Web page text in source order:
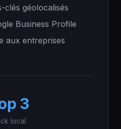
clés géolocalisés
Business Profile
aux entreprises
3
local